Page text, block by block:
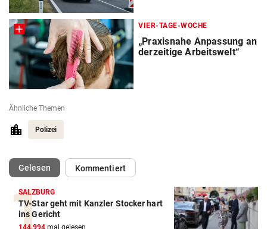
VIER-TAGE-WOCHE
„Praxisnahe Anpassung an
derzeitige Arbeitswelt“
Ähnliche Themen
Polizei
Gelesen(ausgewählt)Kommentiert
SALZBURG
TV-Star geht mit Kanzler Stocker hart
ins Gericht